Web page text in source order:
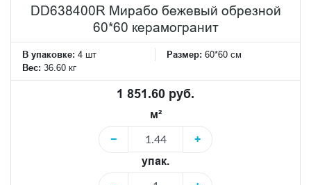
DD638400R Мирабо бежевый обрезной
60*60 керамогранит
В упаковке: 4 шт Размер: 60*60 см
Вес: 36.60 кг
1 851.60 руб.
м²
−
+
упак.